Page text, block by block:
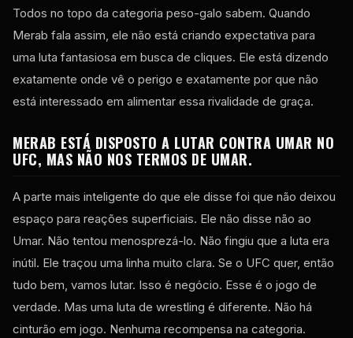
Todos no topo da categoria peso-galo sabem. Quando
Merab fala assim, ele não está criando expectativa para
uma luta fantasiosa em busca de cliques. Ele está dizendo
exatamente onde vê o perigo e exatamente por que não
está interessado em alimentar essa rivalidade de graça.
MERAB ESTÁ DISPOSTO A LUTAR CONTRA UMAR NO
UFC, MAS NÃO NOS TERMOS DE UMAR.
A parte mais inteligente do que ele disse foi que não deixou
espaço para reações superficiais. Ele não disse não ao
Umar. Não tentou menosprezá-lo. Não fingiu que a luta era
inútil. Ele traçou uma linha muito clara. Se o UFC quer, então
tudo bem, vamos lutar. Isso é negócio. Esse é o jogo de
verdade. Mas uma luta de wrestling é diferente. Não há
cinturão em jogo. Nenhuma recompensa na categoria.